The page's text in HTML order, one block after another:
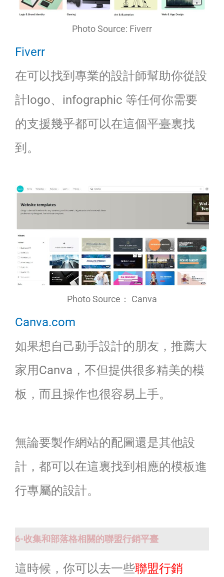
Photo Source: Fiverr
Fiverr
在可以找到專業的設計師幫助你從設
計logo、infographic 等任何你需要
的支援幾乎都可以在這個平臺裏找
到。
Photo Source： Canva
Canva.com
如果想自己動手設計的朋友，推薦大
家用Canva，不但提供很多精美的模
板，而且操作也很容易上手。
無論要製作網站的配圖還是其他設
計，都可以在這裏找到相應的模板進
行專屬的設計。
6-收集和部落格相關的聯盟行銷平臺
這時候，你可以去一些聯盟行銷